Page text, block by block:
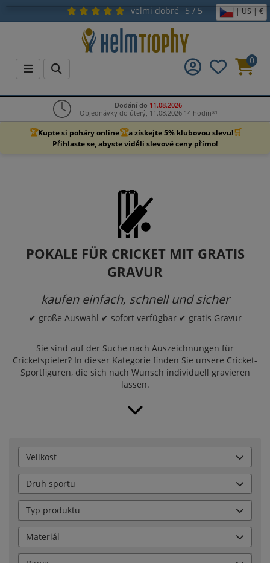
velmi dobré 5 / 5 | US | €
0
Dodání do 11.08.2026
Objednávky do úterý, 11.08.2026 14 hodin*¹
🏆Kupte si poháry online🏆a získejte 5% klubovou slevu!🛒
Přihlaste se, abyste viděli slevové ceny přímo!
POKALE FÜR CRICKET MIT GRATIS
GRAVUR
kaufen einfach, schnell und sicher
✔ große Auswahl ✔ sofort verfügbar ✔ gratis Gravur
Sie sind auf der Suche nach Auszeichnungen für
Cricketspieler? In dieser Kategorie finden Sie unsere Cricket-
Sportfiguren, die sich nach Wunsch individuell gravieren
lassen.
Velikost
Druh sportu
Typ produktu
Materiál